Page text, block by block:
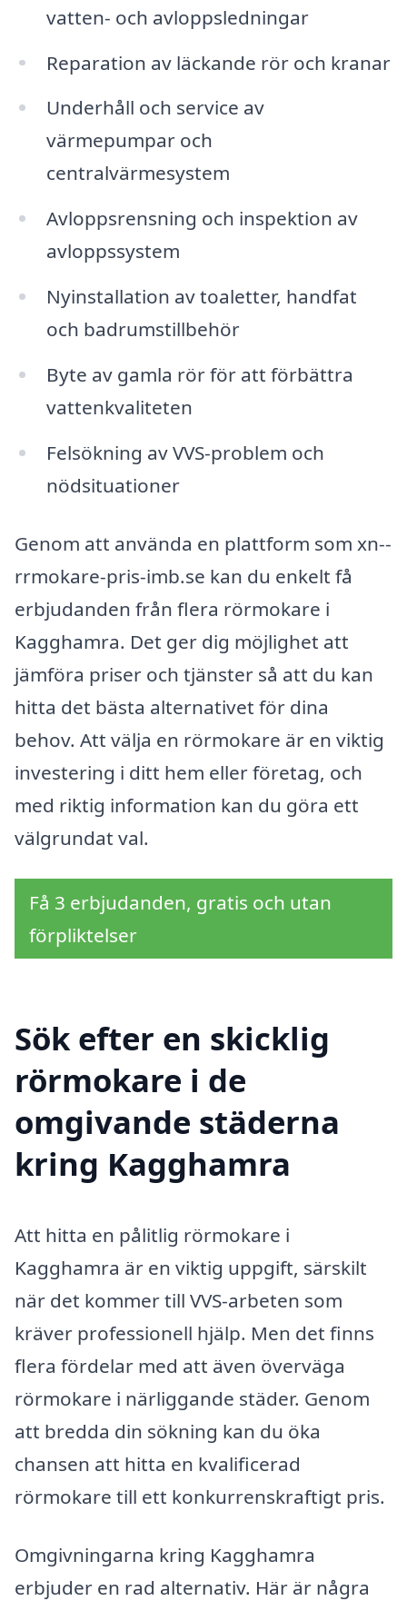
vatten- och avloppsledningar
Reparation av läckande rör och kranar
Underhåll och service av
värmepumpar och
centralvärmesystem
Avloppsrensning och inspektion av
avloppssystem
Nyinstallation av toaletter, handfat
och badrumstillbehör
Byte av gamla rör för att förbättra
vattenkvaliteten
Felsökning av VVS-problem och
nödsituationer
Genom att använda en plattform som xn--
rrmokare-pris-imb.se kan du enkelt få
erbjudanden från flera rörmokare i
Kagghamra. Det ger dig möjlighet att
jämföra priser och tjänster så att du kan
hitta det bästa alternativet för dina
behov. Att välja en rörmokare är en viktig
investering i ditt hem eller företag, och
med riktig information kan du göra ett
välgrundat val.
Få 3 erbjudanden, gratis och utan
förpliktelser
Sök efter en skicklig
rörmokare i de
omgivande städerna
kring Kagghamra
Att hitta en pålitlig rörmokare i
Kagghamra är en viktig uppgift, särskilt
när det kommer till VVS-arbeten som
kräver professionell hjälp. Men det finns
flera fördelar med att även överväga
rörmokare i närliggande städer. Genom
att bredda din sökning kan du öka
chansen att hitta en kvalificerad
rörmokare till ett konkurrenskraftigt pris.
Omgivningarna kring Kagghamra
erbjuder en rad alternativ. Här är några